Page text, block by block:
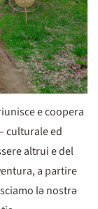
e coopera
culturale ed
altrui e del
a partire
lə nostrə